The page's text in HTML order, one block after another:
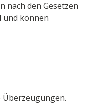
nach den Gesetzen
und können
Überzeugungen.